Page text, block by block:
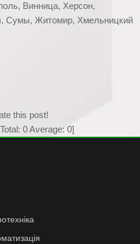
Винница, Херсон,
Сумы, Житомир, Хмельницкий
this post!
0Average: 0]